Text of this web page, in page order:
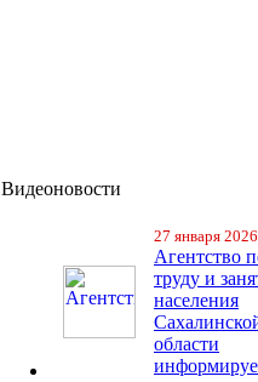
Видеоновости
27 января
Агентство
труду и
населения
области